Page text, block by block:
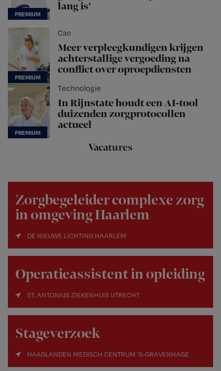
lang is’
Cao
Meer verpleegkundigen krijgen
achterstallige vergoeding na
conflict over oproepdiensten
Technologie
In Rijnstate houdt een AI-tool
duizenden zorgprotocollen
actueel
Vacatures
Zorgbegeleider complexe zorg
in omgeving Haarlem
DE NIEUWE LICHTING HAARLEM
Operatieassistent in opleiding
ST. ANTONIUS ZIEKENHUIS UTRECHT
Stageverzoek
HAAGLANDEN MEDISCH CENTRUM 'S-GRAVENHAGE